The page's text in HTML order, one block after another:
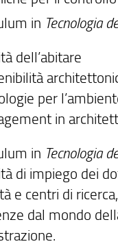
in Tecnologia
dell’abitare
per
in
in Tecnologia
di impiego dei
e centri di
dal mondo